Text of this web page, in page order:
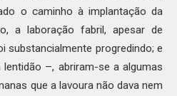
o caminho à implantação da
a laboração fabril, apesar de
substancialmente progredindo; e
–, abriram-se a algumas
que a lavoura não dava nem